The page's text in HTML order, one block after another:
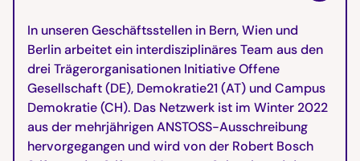
In unseren Geschäftsstellen in Bern, Wien und
Berlin arbeitet ein interdisziplinäres Team aus den
drei Trägerorganisationen Initiative Offene
Gesellschaft (DE), Demokratie21 (AT) und Campus
Demokratie (CH). Das Netzwerk ist im Winter 2022
aus der mehrjährigen ANSTOSS-Ausschreibung
hervorgegangen und wird von der Robert Bosch